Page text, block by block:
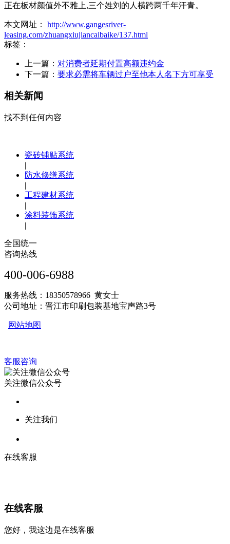
正在板材颜值外不雅上,三个姓刘的人横跨两千年汗青。
本文网址： http://www.gangesriver-
leasing.com/zhuangxiujiancaibaike/137.html
标签：
上一篇： 对消费者延期付置高额违约金
下一篇： 要求必需将车辆过户至他本人名下方可享受
相关新闻
找不到任何内容
瓷砖铺贴系统
|
防水修缮系统
|
工程建材系统
|
涂料装饰系统
|
全国统一
咨询热线
400-006-6988
服务热线：18350578966 黄女士
公司地址：晋江市印刷包装基地宝声路3号
网站地图
客服咨询
关注微信公众号
关注我们
在线客服
在线客服
您好，我这边是在线客服